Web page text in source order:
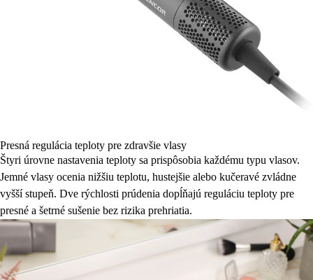
Presná regulácia teploty pre zdravšie vlasy
Štyri úrovne nastavenia teploty sa prispôsobia každému typu vlasov.
Jemné vlasy ocenia nižšiu teplotu, hustejšie alebo kučeravé zvládne
vyšší stupeň. Dve rýchlosti prúdenia dopĺňajú reguláciu teploty pre
presné a šetrné sušenie bez rizika prehriatia.